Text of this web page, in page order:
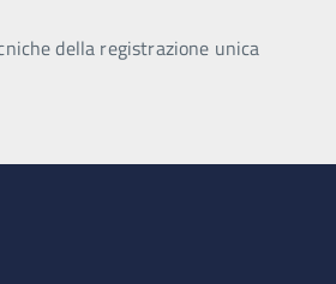
della registrazione unica